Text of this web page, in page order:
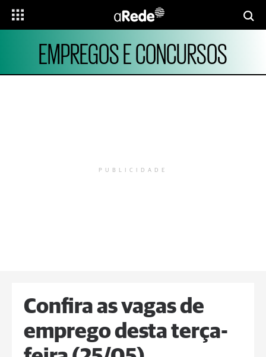
EMPREGOS E CONCURSOS
PUBLICIDADE
Confira as vagas de
emprego desta terça-